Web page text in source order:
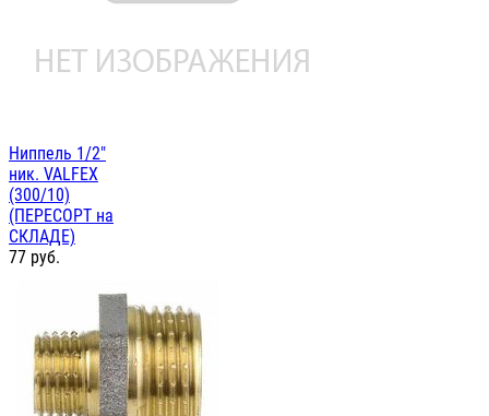
Ниппель 1/2"
ник. VALFEX
(300/10)
(ПЕРЕСОРТ на
СКЛАДЕ)
77 руб.